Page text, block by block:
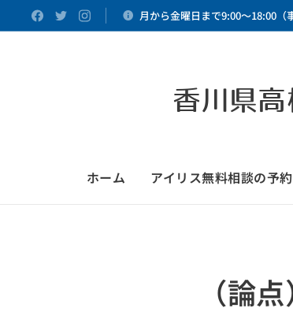
月から金曜日まで9:00～18:00（
香川県
ホーム アイリス無料相談の予約
（論